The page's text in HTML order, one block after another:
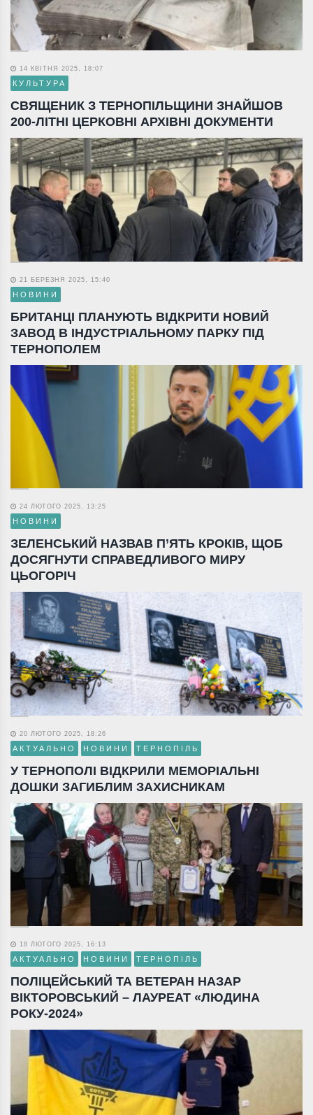
14 КВІТНЯ 2025, 18:07
КУЛЬТУРА
СВЯЩЕНИК З ТЕРНОПІЛЬЩИНИ ЗНАЙШОВ
200-ЛІТНІ ЦЕРКОВНІ АРХІВНІ ДОКУМЕНТИ
21 БЕРЕЗНЯ 2025, 15:40
НОВИНИ
БРИТАНЦІ ПЛАНУЮТЬ ВІДКРИТИ НОВИЙ
ЗАВОД В ІНДУСТРІАЛЬНОМУ ПАРКУ ПІД
ТЕРНОПОЛЕМ
24 ЛЮТОГО 2025, 13:25
НОВИНИ
ЗЕЛЕНСЬКИЙ НАЗВАВ П’ЯТЬ КРОКІВ, ЩОБ
ДОСЯГНУТИ СПРАВЕДЛИВОГО МИРУ
ЦЬОГОРІЧ
20 ЛЮТОГО 2025, 18:26
АКТУАЛЬНО НОВИНИ ТЕРНОПІЛЬ
У ТЕРНОПОЛІ ВІДКРИЛИ МЕМОРІАЛЬНІ
ДОШКИ ЗАГИБЛИМ ЗАХИСНИКАМ
18 ЛЮТОГО 2025, 16:13
АКТУАЛЬНО НОВИНИ ТЕРНОПІЛЬ
ПОЛІЦЕЙСЬКИЙ ТА ВЕТЕРАН НАЗАР
ВІКТОРОВСЬКИЙ – ЛАУРЕАТ «ЛЮДИНА
РОКУ-2024»